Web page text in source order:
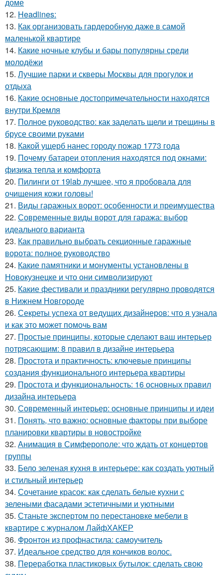
12. Headlines:
13. Как организовать гардеробную даже в самой
маленькой квартире
14. Какие ночные клубы и бары популярны среди
молодёжи
15. Лучшие парки и скверы Москвы для прогулок и
отдыха
16. Какие основные достопримечательности находятся
внутри Кремля
17. Полное руководство: как заделать щели и трещины в
брусе своими руками
18. Какой ущерб нанес городу пожар 1773 года
19. Почему батареи отопления находятся под окнами:
физика тепла и комфорта
20. Пилинги от 19lab лучшее, что я пробовала для
очищения кожи головы!
21. Виды гаражных ворот: особенности и преимущества
22. Современные виды ворот для гаража: выбор
идеального варианта
23. Как правильно выбрать секционные гаражные
ворота: полное руководство
24. Какие памятники и монументы установлены в
Новокузнецке и что они символизируют
25. Какие фестивали и праздники регулярно проводятся
в Нижнем Новгороде
26. Секреты успеха от ведущих дизайнеров: что я узнала
и как это может помочь вам
27. Простые принципы, которые сделают ваш интерьер
потрясающим: 8 правил в дизайне интерьера
28. Простота и практичность: ключевые принципы
создания функционального интерьера квартиры
29. Простота и функциональность: 16 основных правил
дизайна интерьера
30. Современный интерьер: основные принципы и идеи
31. Понять, что важно: основные факторы при выборе
планировки квартиры в новостройке
32. Анимация в Симферополе: что ждать от концертов
группы
33. Бело зеленая кухня в интерьере: как создать уютный
и стильный интерьер
34. Сочетание красок: как сделать белые кухни с
зелеными фасадами эстетичными и уютными
35. Станьте экспертом по перестановке мебели в
квартире с журналом ЛайфХАКЕР
36. Фронтон из профнастила: самоучитель
37. Идеальное средство для кончиков волос.
38. Переработка пластиковых бутылок: сделать свою